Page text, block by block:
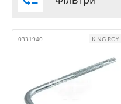
0331940 KING ROY